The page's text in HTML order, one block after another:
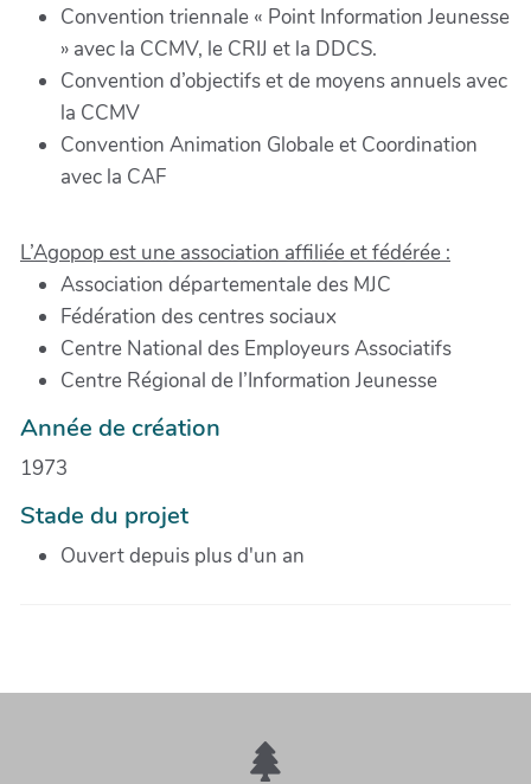
Convention triennale « Point Information Jeunesse
» avec la CCMV, le CRIJ et la DDCS.
Convention d’objectifs et de moyens annuels avec
la CCMV
Convention Animation Globale et Coordination
avec la CAF
L’Agopop est une association affiliée et fédérée :
Association départementale des MJC
Fédération des centres sociaux
Centre National des Employeurs Associatifs
Centre Régional de l’Information Jeunesse
Année de création
1973
Stade du projet
Ouvert depuis plus d'un an